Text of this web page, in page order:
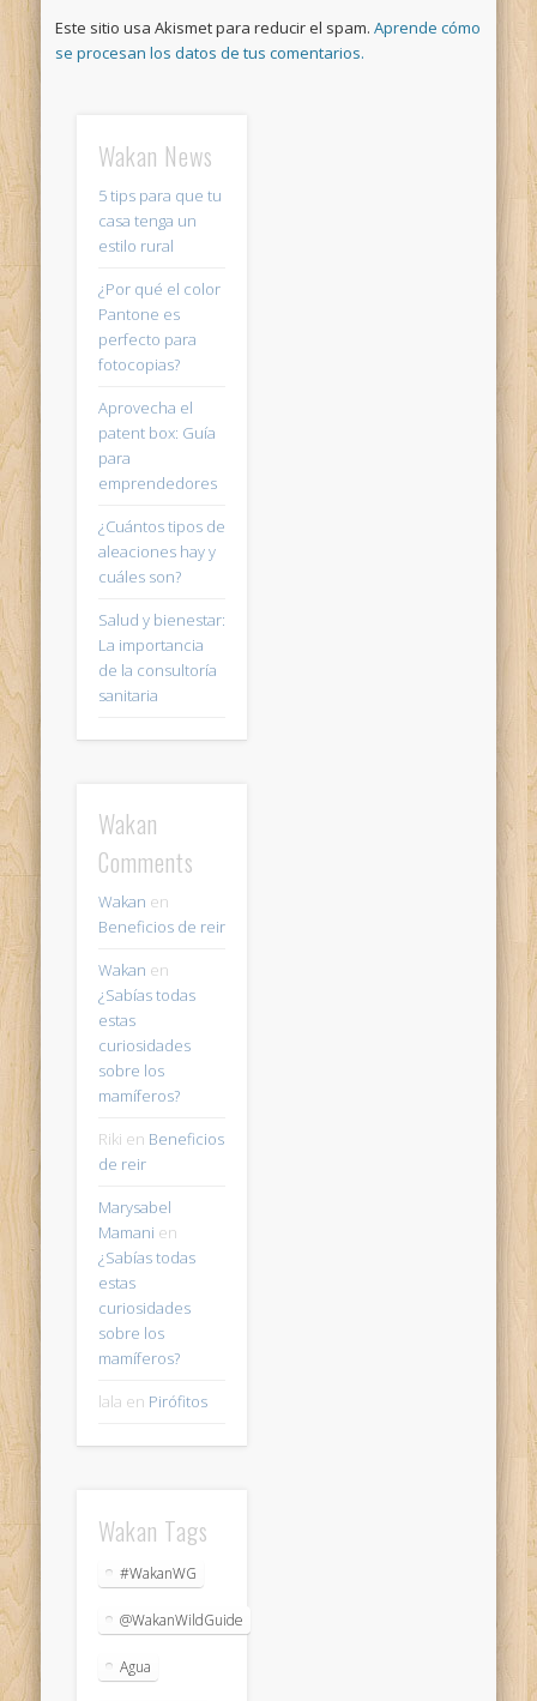
Este sitio usa Akismet para reducir el spam.Aprende cómo
se procesan los datos de tus comentarios.
Wakan News
5 tips para que tu
casa tenga un
estilo rural
¿Por qué el color
Pantone es
perfecto para
fotocopias?
Aprovecha el
patent box: Guía
para
emprendedores
¿Cuántos tipos de
aleaciones hay y
cuáles son?
Salud y bienestar:
La importancia
de la consultoría
sanitaria
Wakan
Comments
Wakan en
Beneficios de reir
Wakan en
¿Sabías todas
estas
curiosidades
sobre los
mamíferos?
Riki en Beneficios
de reir
Marysabel
Mamani en
¿Sabías todas
estas
curiosidades
sobre los
mamíferos?
lala en Pirófitos
Wakan Tags
#WakanWG
@WakanWildGuide
Agua